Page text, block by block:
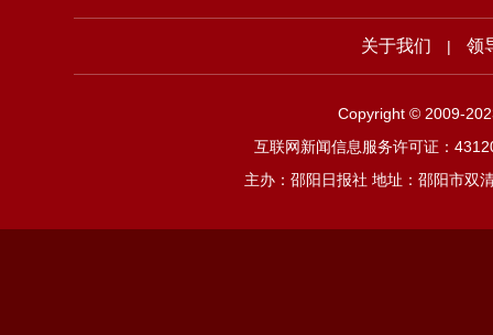
关于我们 | 领
Copyright © 2009-
互联网新闻信息服务许可证：
主办：邵阳日报社 地址：邵阳市双